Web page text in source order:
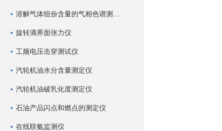
旋转滴界面张力仪
工频电压击穿测试仪
汽轮机油水分含量测定仪
汽轮机油破乳化度测定仪
石油产品闪点和燃点的测定仪
在线联氨监测仪